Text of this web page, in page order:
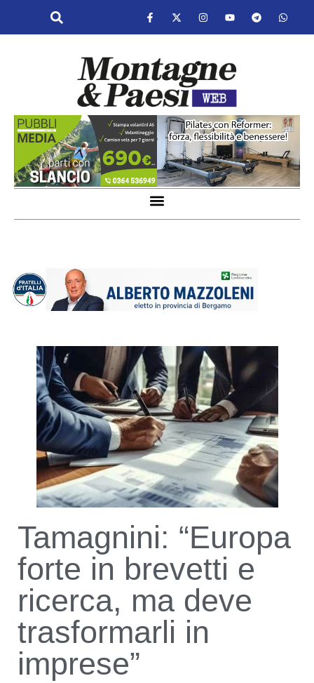
Tamagnini: “Europa
forte in brevetti e
ricerca, ma deve
trasformarli in
imprese”